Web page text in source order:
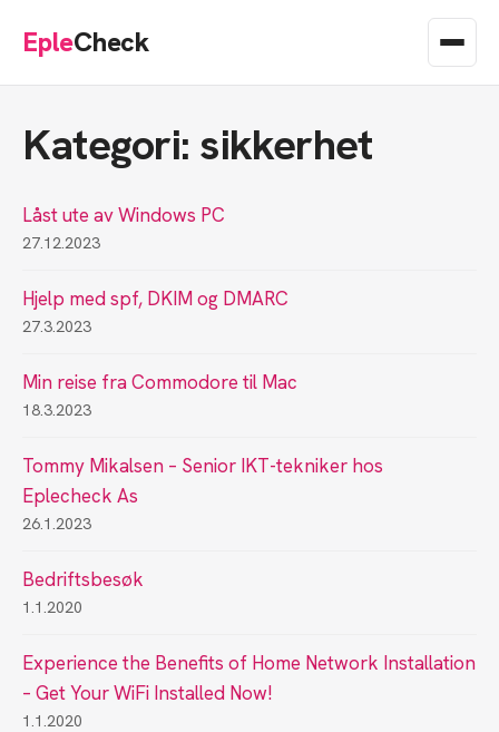
EpleCheck
Kategori: sikkerhet
Låst ute av Windows PC
27.12.2023
Hjelp med spf, DKIM og DMARC
27.3.2023
Min reise fra Commodore til Mac
18.3.2023
Tommy Mikalsen – Senior IKT-tekniker hos
Eplecheck As
26.1.2023
Bedriftsbesøk
1.1.2020
Experience the Benefits of Home Network Installation
– Get Your WiFi Installed Now!
1.1.2020